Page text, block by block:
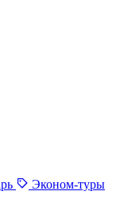
Эконом-туры